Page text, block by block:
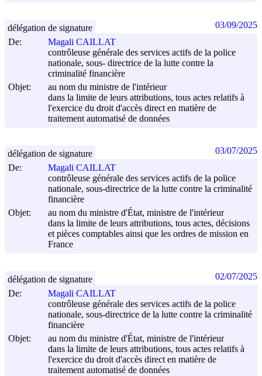
De:
Magali CAILLAT
contrôleuse générale des services actifs de la police
nationale, sous- directrice de la lutte contre la
criminalité financière
Objet:
au nom du ministre de l'intérieur
dans la limite de leurs attributions, tous actes relatifs à
l'exercice du droit d'accès direct en matière de
traitement automatisé de données
délégation de signature 03/09/2025
De:
Magali CAILLAT
contrôleuse générale des services actifs de la police
nationale, sous-directrice de la lutte contre la criminalité
financière
Objet:
au nom du ministre d'État, ministre de l'intérieur
dans la limite de leurs attributions, tous actes, décisions
et pièces comptables ainsi que les ordres de mission en
France
délégation de signature 03/07/2025
De:
Magali CAILLAT
contrôleuse générale des services actifs de la police
nationale, sous-directrice de la lutte contre la criminalité
financière
Objet:
au nom du ministre d'État, ministre de l'intérieur
dans la limite de leurs attributions, tous actes relatifs à
l'exercice du droit d'accès direct en matière de
traitement automatisé de données
délégation de signature 02/07/2025